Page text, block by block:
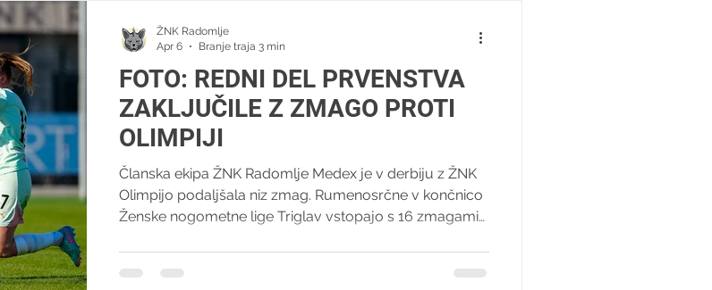
FOTO: REDNI DEL PRVENSTVA
ZAKLJUČILE Z ZMAGO PROTI
OLIMPIJI
Članska ekipa ŽNK Radomlje Medex je v derbiju z ŽNK
Olimpijo podaljšala niz zmag. Rumenosrčne v končnico
Ženske nogometne lige Triglav vstopajo s 16 zmagami
desne strani igrišča merila Maša Osojnik , Iva Kocijan pa
ŽNK Radomlje
Apr 6
Branje traja 3 min